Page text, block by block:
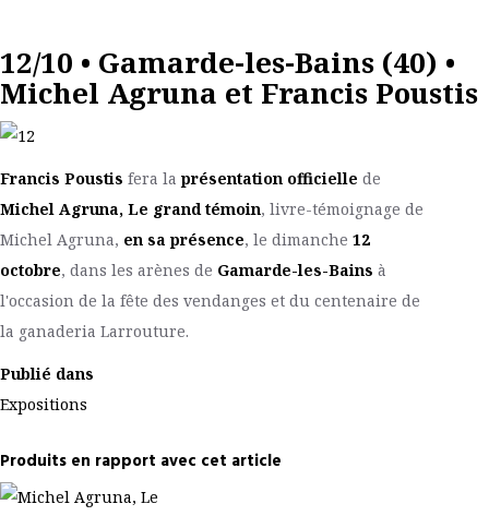
12/10 • Gamarde-les-Bains (40) •
Michel Agruna et Francis Poustis
Francis Poustis fera la présentation officielle de
Michel Agruna, Le grand témoin, livre-témoignage de
Michel Agruna, en sa présence, le dimanche 12
octobre, dans les arènes de Gamarde-les-Bains à
l'occasion de la fête des vendanges et du centenaire de
la ganaderia Larrouture.
Publié dans
Expositions
Produits en rapport avec cet article